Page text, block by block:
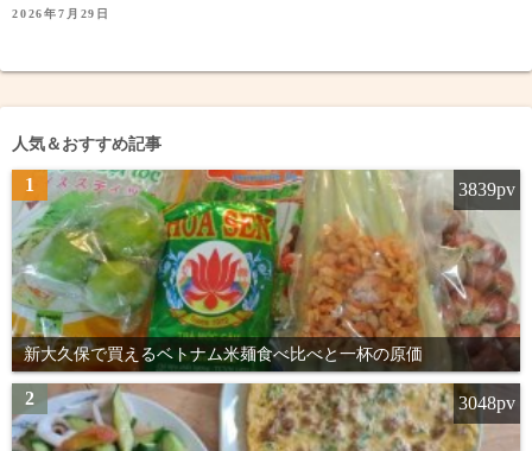
2026年7月29日
人気＆おすすめ記事
1
新大久保で買えるベトナム米麺食べ比べと一杯の原価
3839pv
2 3048pv